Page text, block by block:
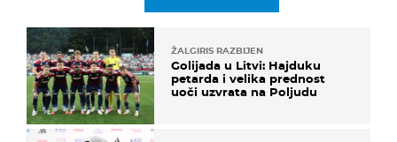
ŽALGIRIS RAZBIJEN
Golijada u Litvi: Hajduku
petarda i velika prednost
uoči uzvrata na Poljudu